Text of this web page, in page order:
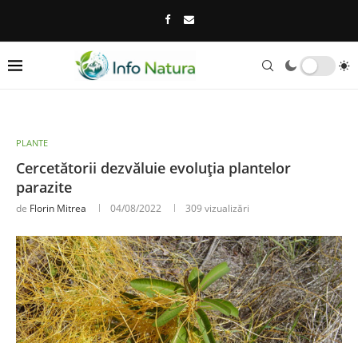
PLANTE
Cercetătorii dezvăluie evoluția plantelor
parazite
de Florin Mitrea 04/08/2022 309 vizualizări